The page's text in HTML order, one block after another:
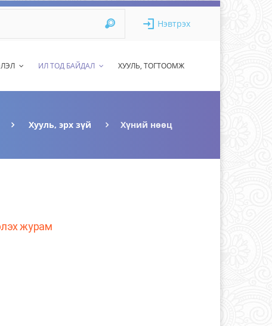
Нэвтрэх
ИЛ ТОД БАЙДАЛ ХУУЛЬ, ТОГТООМЖ
Хууль, эрх зүй Хүний нөөц
журам